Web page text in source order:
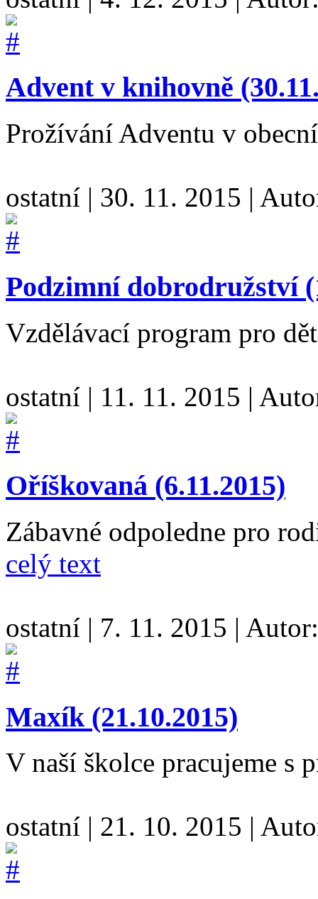
Advent v knihovně
Prožívání Adventu v
ostatní | 30. 11. 2015 |
Podzimní dobrodružství
Vzdělávací program pro
ostatní | 11. 11. 2015 |
Oříškovaná (6.11.2015)
Zábavné odpoledne pro
celý text
ostatní | 7. 11. 2015 |
Maxík (21.10.2015)
V naší školce pracujeme s
ostatní | 21. 10. 2015 |